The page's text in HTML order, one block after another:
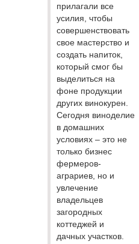
прилагали все
усилия, чтобы
совершенствовать
свое мастерство и
создать напиток,
который смог бы
выделиться на
фоне продукции
других винокурен.
Сегодня виноделие
в домашних
условиях – это не
только бизнес
фермеров-
аграриев, но и
увлечение
владельцев
загородных
коттеджей и
дачных участков.